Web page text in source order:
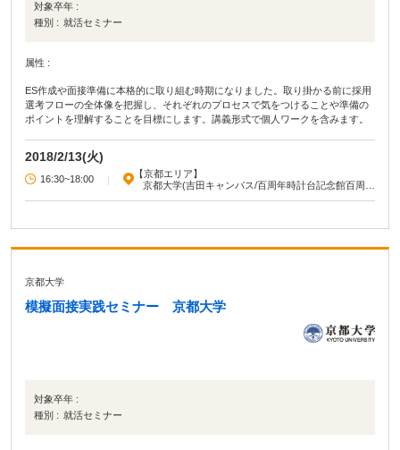
対象卒年 :
種別 : 就活セミナー
属性 :
ES作成や面接準備に本格的に取り組む時期になりました。取り掛かる前に採用
選考フローの全体像を把握し、それぞれのプロセスで気をつけることや準備の
ポイントを理解することを目標にします。講義形式で個人ワークを含みます。
2018/2/13(火)
16:30~18:00 |
【京都エリア】
京都大学(吉田キャンパス/百周年時計台記念館百周年
京都大学
模擬面接実践セミナー 京都大学
対象卒年 :
種別 : 就活セミナー